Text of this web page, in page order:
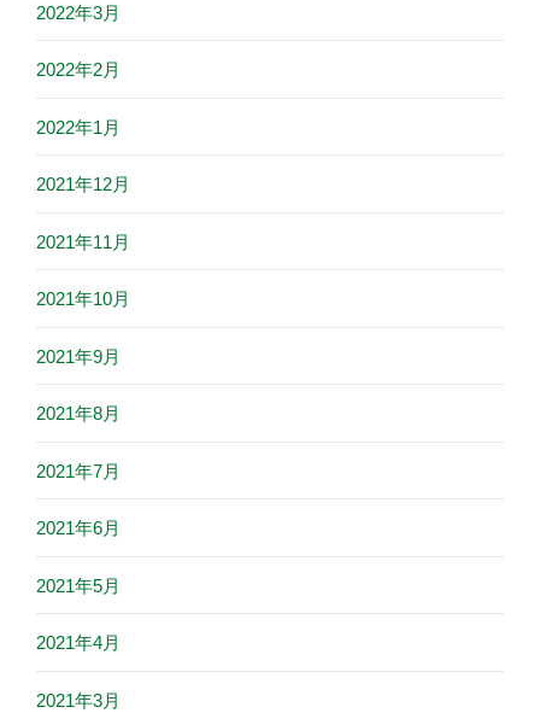
2022年3月
2022年2月
2022年1月
2021年12月
2021年11月
2021年10月
2021年9月
2021年8月
2021年7月
2021年6月
2021年5月
2021年4月
2021年3月